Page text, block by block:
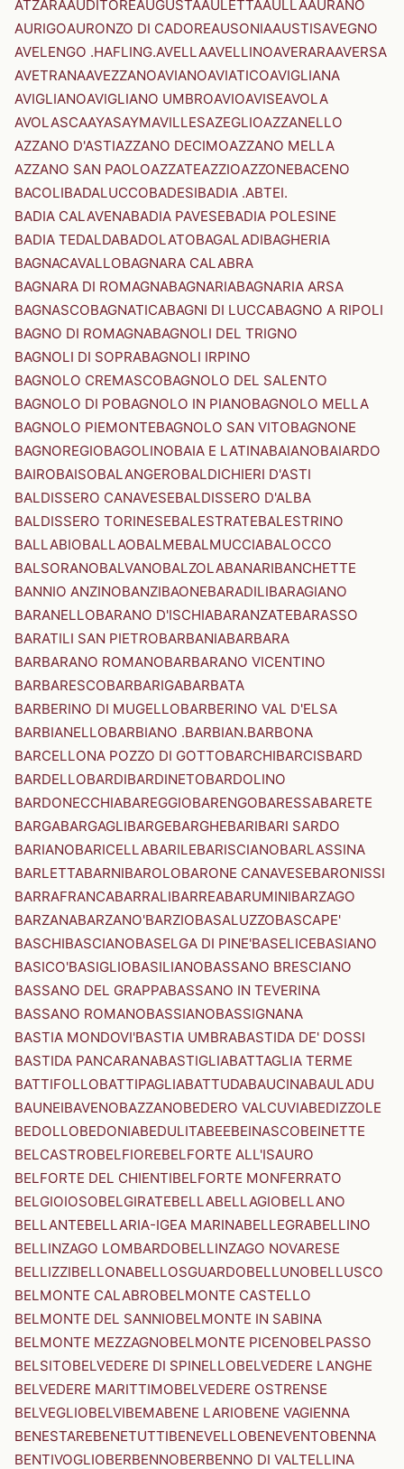
ATZARAAUDITOREAUGUSTAAULETTAAULLAAURANO
AURIGOAURONZO DI CADOREAUSONIAAUSTISAVEGNO
AVELENGO .HAFLING.AVELLAAVELLINOAVERARAAVERSA
AVETRANAAVEZZANOAVIANOAVIATICOAVIGLIANA
AVIGLIANOAVIGLIANO UMBROAVIOAVISEAVOLA
AVOLASCAAYASAYMAVILLESAZEGLIOAZZANELLO
AZZANO D'ASTIAZZANO DECIMOAZZANO MELLA
AZZANO SAN PAOLOAZZATEAZZIOAZZONEBACENO
BACOLIBADALUCCOBADESIBADIA .ABTEI.
BADIA CALAVENABADIA PAVESEBADIA POLESINE
BADIA TEDALDABADOLATOBAGALADIBAGHERIA
BAGNACAVALLOBAGNARA CALABRA
BAGNARA DI ROMAGNABAGNARIABAGNARIA ARSA
BAGNASCOBAGNATICABAGNI DI LUCCABAGNO A RIPOLI
BAGNO DI ROMAGNABAGNOLI DEL TRIGNO
BAGNOLI DI SOPRABAGNOLI IRPINO
BAGNOLO CREMASCOBAGNOLO DEL SALENTO
BAGNOLO DI POBAGNOLO IN PIANOBAGNOLO MELLA
BAGNOLO PIEMONTEBAGNOLO SAN VITOBAGNONE
BAGNOREGIOBAGOLINOBAIA E LATINABAIANOBAIARDO
BAIROBAISOBALANGEROBALDICHIERI D'ASTI
BALDISSERO CANAVESEBALDISSERO D'ALBA
BALDISSERO TORINESEBALESTRATEBALESTRINO
BALLABIOBALLAOBALMEBALMUCCIABALOCCO
BALSORANOBALVANOBALZOLABANARIBANCHETTE
BANNIO ANZINOBANZIBAONEBARADILIBARAGIANO
BARANELLOBARANO D'ISCHIABARANZATEBARASSO
BARATILI SAN PIETROBARBANIABARBARA
BARBARANO ROMANOBARBARANO VICENTINO
BARBARESCOBARBARIGABARBATA
BARBERINO DI MUGELLOBARBERINO VAL D'ELSA
BARBIANELLOBARBIANO .BARBIAN.BARBONA
BARCELLONA POZZO DI GOTTOBARCHIBARCISBARD
BARDELLOBARDIBARDINETOBARDOLINO
BARDONECCHIABAREGGIOBARENGOBARESSABARETE
BARGABARGAGLIBARGEBARGHEBARIBARI SARDO
BARIANOBARICELLABARILEBARISCIANOBARLASSINA
BARLETTABARNIBAROLOBARONE CANAVESEBARONISSI
BARRAFRANCABARRALIBARREABARUMINIBARZAGO
BARZANABARZANO'BARZIOBASALUZZOBASCAPE'
BASCHIBASCIANOBASELGA DI PINE'BASELICEBASIANO
BASICO'BASIGLIOBASILIANOBASSANO BRESCIANO
BASSANO DEL GRAPPABASSANO IN TEVERINA
BASSANO ROMANOBASSIANOBASSIGNANA
BASTIA MONDOVI'BASTIA UMBRABASTIDA DE' DOSSI
BASTIDA PANCARANABASTIGLIABATTAGLIA TERME
BATTIFOLLOBATTIPAGLIABATTUDABAUCINABAULADU
BAUNEIBAVENOBAZZANOBEDERO VALCUVIABEDIZZOLE
BEDOLLOBEDONIABEDULITABEEBEINASCOBEINETTE
BELCASTROBELFIOREBELFORTE ALL'ISAURO
BELFORTE DEL CHIENTIBELFORTE MONFERRATO
BELGIOIOSOBELGIRATEBELLABELLAGIOBELLANO
BELLANTEBELLARIA-IGEA MARINABELLEGRABELLINO
BELLINZAGO LOMBARDOBELLINZAGO NOVARESE
BELLIZZIBELLONABELLOSGUARDOBELLUNOBELLUSCO
BELMONTE CALABROBELMONTE CASTELLO
BELMONTE DEL SANNIOBELMONTE IN SABINA
BELMONTE MEZZAGNOBELMONTE PICENOBELPASSO
BELSITOBELVEDERE DI SPINELLOBELVEDERE LANGHE
BELVEDERE MARITTIMOBELVEDERE OSTRENSE
BELVEGLIOBELVIBEMABENE LARIOBENE VAGIENNA
BENESTAREBENETUTTIBENEVELLOBENEVENTOBENNA
BENTIVOGLIOBERBENNOBERBENNO DI VALTELLINA